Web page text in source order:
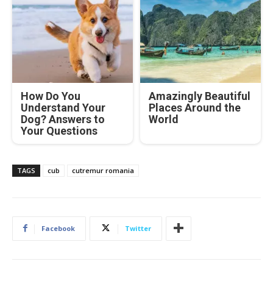
How Do You
Understand Your
Dog? Answers to
Your Questions
Amazingly Beautiful
Places Around the
World
TAGS cub cutremur romania
Facebook Twitter